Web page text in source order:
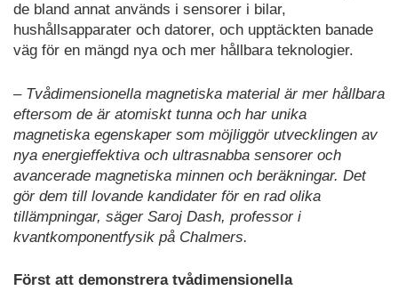
de bland annat används i sensorer i bilar,
hushållsapparater och datorer, och upptäckten banade
väg för en mängd nya och mer hållbara teknologier.
– Tvådimensionella magnetiska material är mer hållbara
eftersom de är atomiskt tunna och har unika
magnetiska egenskaper som möjliggör utvecklingen av
nya energieffektiva och ultrasnabba sensorer och
avancerade magnetiska minnen och beräkningar. Det
gör dem till lovande kandidater för en rad olika
tillämpningar, säger Saroj Dash, professor i
kvantkomponentfysik på Chalmers.
Först att demonstrera tvådimensionella